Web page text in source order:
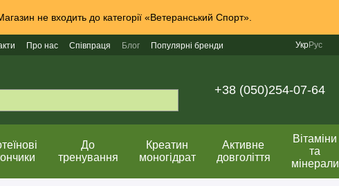
не входить до категорії «Ветеранський Спорт».
Про нас Співпраця Блог Популярні бренди УкрРус
+38 (050)254-07-64
До
тренування
Креатин
моногідрат
Активне
довголіття
Вітаміни
та
мінерали